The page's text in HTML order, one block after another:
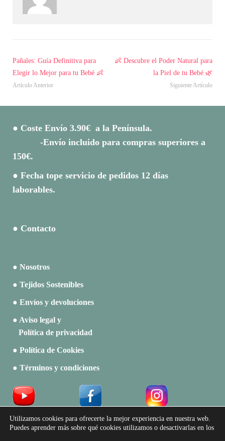
Pañales: Guía Definitiva para
Elegir lo Mejor para tu Bebé 👶
Artículo Anterior
👶 Descubre el Poder Natural para
la Piel de tu Bebé 🌿
Siguiente Artículo
● Coste Envío 3.90€ a la Península.
-Envío incluido para compras superiores a
150€.
● Fecha tope servicio de pedidos 12 días
laborables.
● Contacto
● Nosotros
● Tejidos Sostenibles
● Envíos y devoluciones
● Aviso legal y
Política de privacidad
● Política de Cookies
● Términos y condiciones
Acceso a Profesionales
Catálogos
Utilizamos cookies para ofrecerte la mejor experiencia en nuestra web.
Puedes aprender más sobre qué cookies utilizamos o desactivarlas en los